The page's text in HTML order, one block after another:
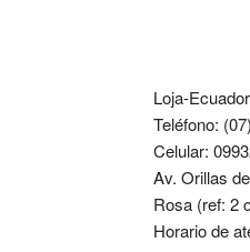
Loja-Ecuador
Teléfono:
Celular:
Av. Orillas
Rosa (ref: 2
Horario de